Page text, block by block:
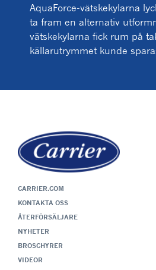
AquaForce-vätskekylarna
ta fram en alternativ
vätskekylarna fick rum på
källarutrymmet kunde
CARRIER.COM
KONTAKTA OSS
ÅTERFÖRSÄLJARE
NYHETER
BROSCHYRER
VIDEOR